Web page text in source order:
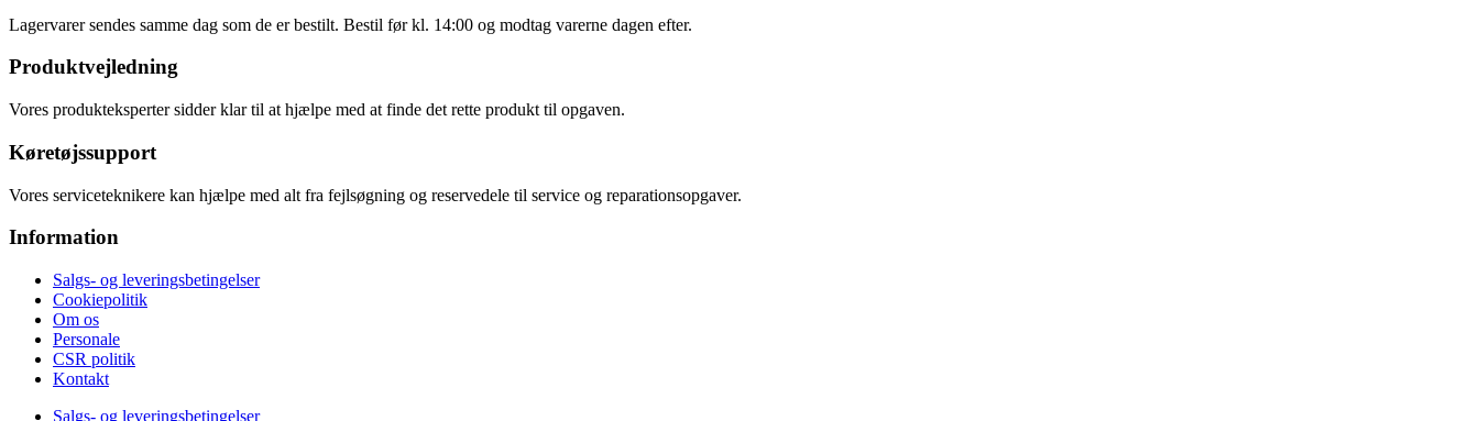
Lagervarer sendes samme dag som de er bestilt. Bestil før kl. 14:00 og modtag varerne dagen efter.
Produktvejledning
Vores produkteksperter sidder klar til at hjælpe med at finde det rette produkt til opgaven.
Køretøjssupport
Vores serviceteknikere kan hjælpe med alt fra fejlsøgning og reservedele til service og reparationsopgaver.
Information
Salgs- og leveringsbetingelser
Cookiepolitik
Om os
Personale
CSR politik
Kontakt
Salgs- og leveringsbetingelser